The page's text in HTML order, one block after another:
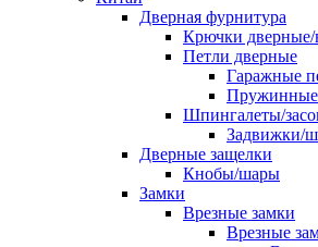
Дверная фурнитура
Крючки дверные/
Петли дверные
Гаражные
Пружинные
Шпингалеты/
Задвижки/
Дверные защелки
Кнобы/шары
Замки
Врезные замки
Врезные